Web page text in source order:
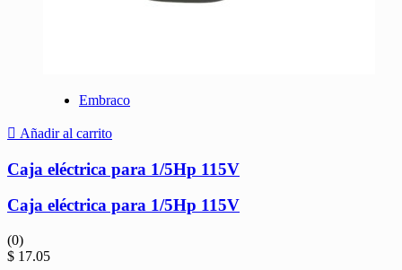
Embraco
Añadir al carrito
Caja eléctrica para 1/5Hp 115V
Caja eléctrica para 1/5Hp 115V
(0)
$ 17.05